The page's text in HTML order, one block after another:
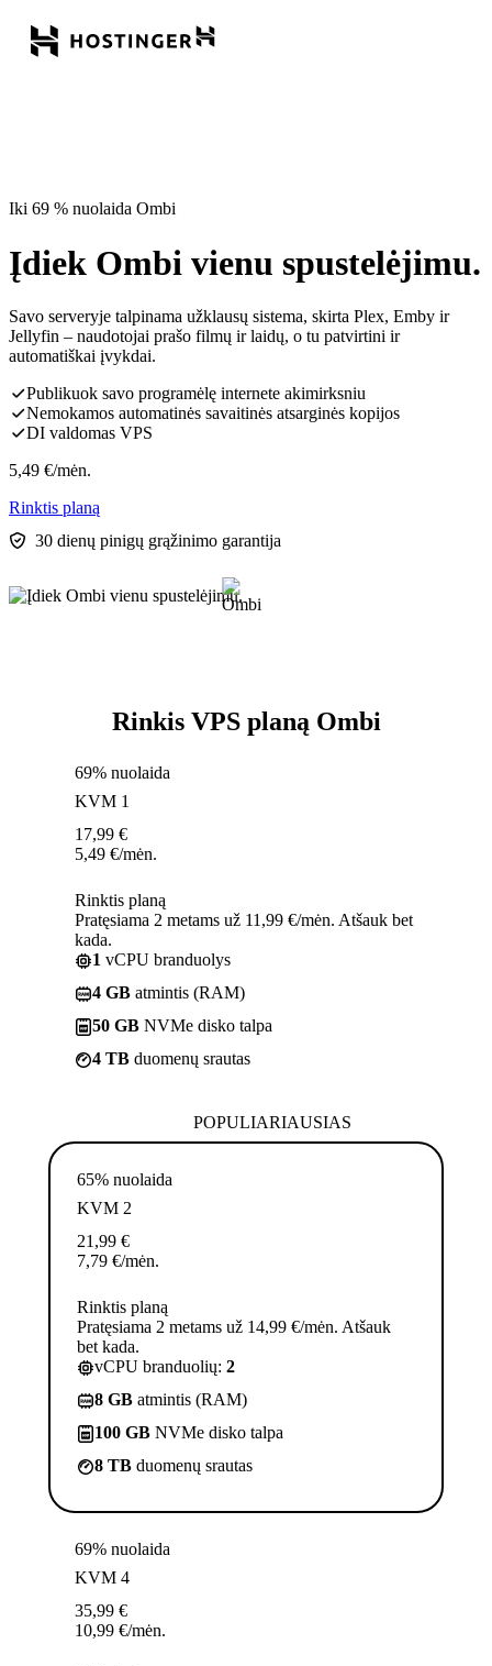
Iki 69 % nuolaida Ombi
Įdiek Ombi vienu spustelėjimu.
Savo serveryje talpinama užklausų sistema, skirta Plex, Emby ir
Jellyfin – naudotojai prašo filmų ir laidų, o tu patvirtini ir
automatiškai įvykdai.
Publikuok savo programėlę internete akimirksniu
Nemokamos automatinės savaitinės atsarginės kopijos
DI valdomas VPS
5,49 €/mėn.
Rinktis planą
30 dienų pinigų grąžinimo garantija
Rinkis VPS planą Ombi
69% nuolaida
KVM 1
17,99 €
5,49 €/mėn.
Rinktis planą
Pratęsiama 2 metams už 11,99 €/mėn. Atšauk bet
kada.
1 vCPU branduolys
4 GB atmintis (RAM)
50 GB NVMe disko talpa
4 TB duomenų srautas
POPULIARIAUSIAS
65% nuolaida
KVM 2
21,99 €
7,79 €/mėn.
Rinktis planą
Pratęsiama 2 metams už 14,99 €/mėn. Atšauk
bet kada.
vCPU branduolių: 2
8 GB atmintis (RAM)
100 GB NVMe disko talpa
8 TB duomenų srautas
69% nuolaida
KVM 4
35,99 €
10,99 €/mėn.